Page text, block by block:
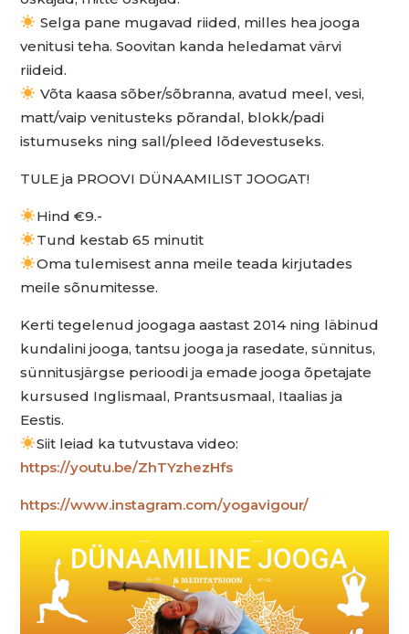
Selga pane mugavad riided, milles hea jooga
venitusi teha. Soovitan kanda heledamat värvi
riideid.
Võta kaasa sõber/sõbranna, avatud meel, vesi,
matt/vaip venitusteks põrandal, blokk/padi
istumuseks ning sall/pleed lõdevestuseks.
TULE ja PROOVI DÜNAAMILIST JOOGAT!
Hind €9.-
Tund kestab 65 minutit
Oma tulemisest anna meile teada kirjutades
meile sõnumitesse.
Kerti tegelenud joogaga aastast 2014 ning läbinud
kundalini jooga, tantsu jooga ja rasedate, sünnitus,
sünnitusjärgse perioodi ja emade jooga õpetajate
kursused Inglismaal, Prantsusmaal, Itaalias ja
Eestis.
Siit leiad ka tutvustava video:
https://youtu.be/ZhTYzhezHfs
https://www.instagram.com/yogavigour/